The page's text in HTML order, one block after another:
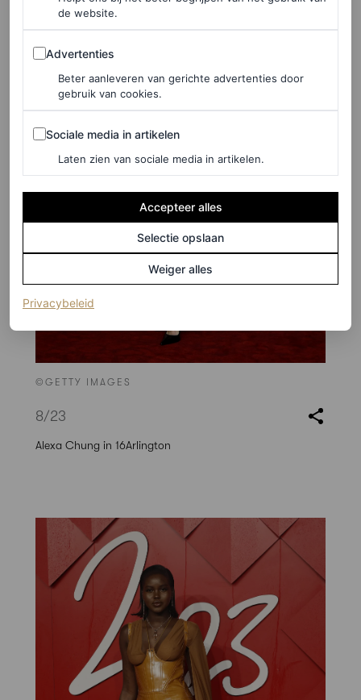
©GETTY IMAGES
8/23
Alexa Chung in 16Arlington
de website.
Advertenties
Advertenties
Beter aanleveren van gerichte advertenties door
gebruik van cookies.
Sociale media in artikelen
Sociale media in artikelen
Laten zien van sociale media in artikelen.
Accepteer alles
Selectie opslaan
Weiger alles
Privacybeleid